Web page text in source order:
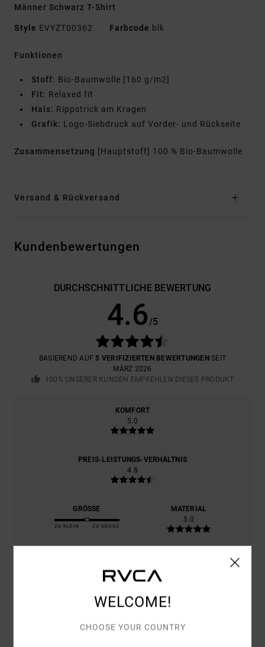
Männer Schwarz T-Shirt
Style EVYZT00362 Farbcode blk
Funktionen
Stoff: Bio-Baumwolle [160 g/m2]
Fit: Relaxed fit
Hals: Rippstrick am Kragen
Grafik: Logo-Siebdruck auf Vorder- und Rückseite
Zusammensetzung [Hauptstoff] 100 % Bio-Baumwolle
Versand & Rückversand
Kundenbewertungen
DURCHSCHNITTLICHE BEWERTUNG
4.6/5
BASIEREND AUF 5 VERIFIZIERTEN BEWERTUNGEN SEIT
MÄRZ 2026
100% UNSERER KUNDEN EMPFEHLEN DIESES PRODUKT
KOMFORT
5.0
PREIS-LEISTUNGS-VERHÄLTNIS
4.8
GRÖSSE
ZU KLEIN ZU GROSS
MATERIAL
5.0
5.0
5/5
WELCOME!
CHOOSE YOUR COUNTRY